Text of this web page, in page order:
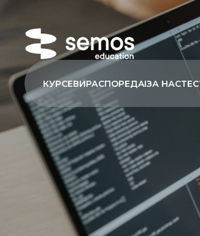
КУРСЕВИРАСПОРЕДAIЗА НАС